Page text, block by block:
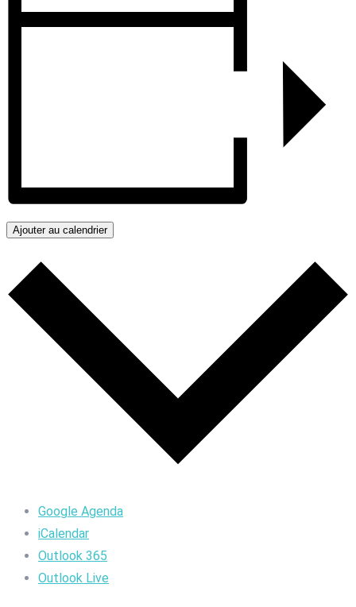
Ajouter au calendrier
Google Agenda
iCalendar
Outlook 365
Outlook Live